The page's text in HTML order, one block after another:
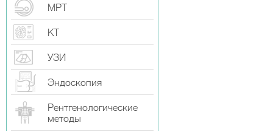
МРТ
КТ
УЗИ
Эндоскопия
Рентгенологические
методы